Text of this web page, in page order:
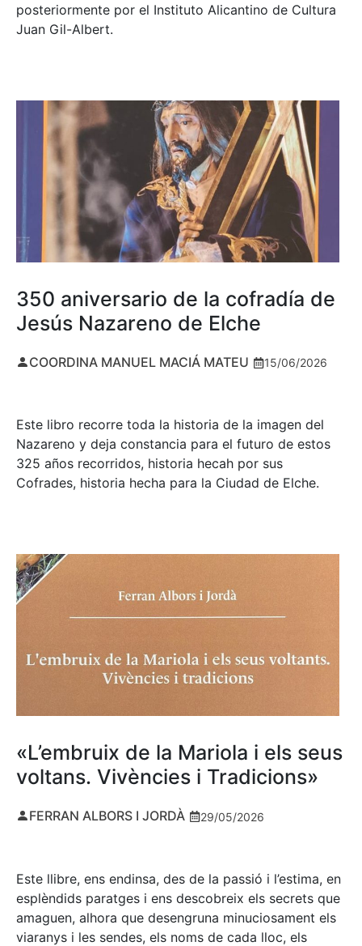
posteriormente por el Instituto Alicantino de Cultura
Juan Gil-Albert.
350 aniversario de la cofradía de
Jesús Nazareno de Elche
COORDINA MANUEL MACIÁ MATEU 15/06/2026
Este libro recorre toda la historia de la imagen del
Nazareno y deja constancia para el futuro de estos
325 años recorridos, historia hecah por sus
Cofrades, historia hecha para la Ciudad de Elche.
«L’embruix de la Mariola i els seus
voltans. Vivències i Tradicions»
FERRAN ALBORS I JORDÀ 29/05/2026
Este llibre, ens endinsa, des de la passió i l’estima, en
esplèndids paratges i ens descobreix els secrets que
amaguen, alhora que desengruna minuciosament els
viaranys i les sendes, els noms de cada lloc, els